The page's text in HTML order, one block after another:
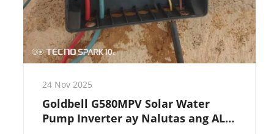
24 Nov 2025
Goldbell G580MPV Solar Water
Pump Inverter ay Nalutas ang ALS